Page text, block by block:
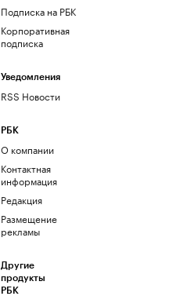
Подписка на РБК
Корпоративная
подписка
Уведомления
RSS Новости
РБК
О компании
Контактная
информация
Редакция
Размещение
рекламы
Другие
продукты
РБК